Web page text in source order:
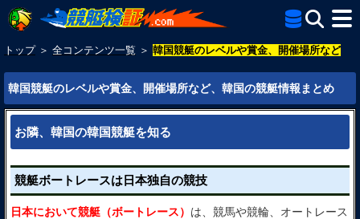
トップ ＞ 全コンテンツ一覧 ＞ 韓国競艇のレベルや賞金、開催場所など
韓国競艇のレベルや賞金、開催場所など、韓国の競艇情報まとめ
お隣、韓国の韓国競艇を知る
競艇ボートレースは日本独自の競技
日本において競艇（ボートレース） は、競馬や競輪、オートレース